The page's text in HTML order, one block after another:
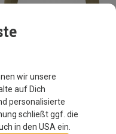
wir unsere
auf Dich
personalisierte
schließt ggf. die
in den USA ein.